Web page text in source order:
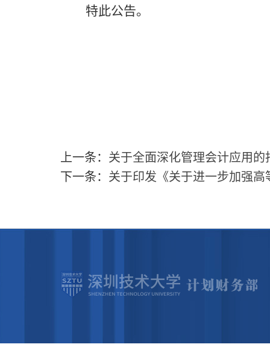
特此公告。
上一条： 关于全面深化管理会计应用的
下一条： 关于印发《关于进一步加强